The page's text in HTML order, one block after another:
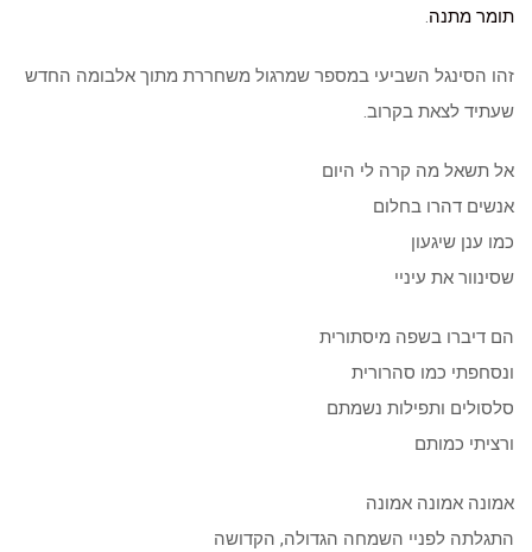
תומר מתנה.
זהו הסינגל השביעי במספר שמרגול משחררת מתוך אלבומה החדש
שעתיד לצאת בקרוב.
אל תשאל מה קרה לי היום
אנשים דהרו בחלום
כמו ענן שיגעון
שסינוור את עיניי
הם דיברו בשפה מיסתורית
ונסחפתי כמו סהרורית
סלסולים ותפילות נשמתם
ורציתי כמותם
אמונה אמונה אמונה
התגלתה לפניי השמחה הגדולה, הקדושה